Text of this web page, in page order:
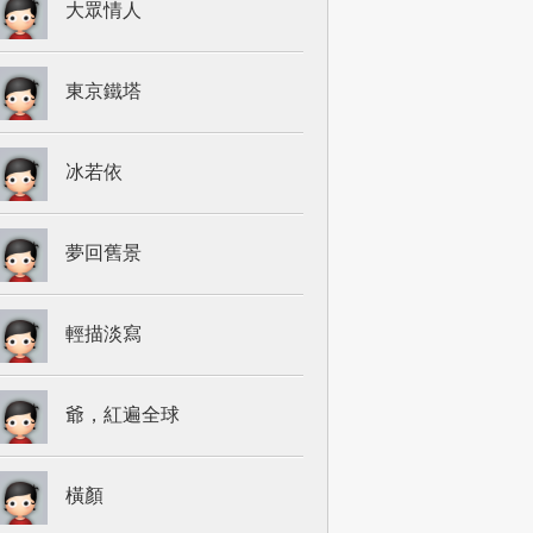
大眾情人
東京鐵塔
冰若依
夢回舊景
輕描淡寫
爺，紅遍全球
橫顏